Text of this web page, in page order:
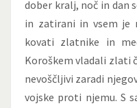
dober kralj, noč in dan
in zatirani in vsem je
kovati zlatnike in
Koroškem vladali zlati
nevoščljivi zaradi
vojske proti njemu. S